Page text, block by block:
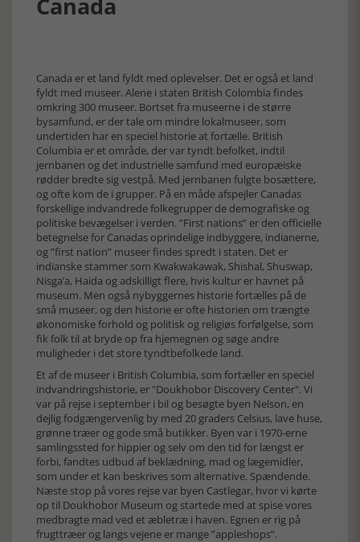
Canada
Canada er et land fyldt med oplevelser. Det er også et land
fyldt med museer. Alene i staten British Colombia findes
omkring 300 museer. Bortset fra museerne i de større
bysamfund, er der tale om mindre lokalmuseer, som
undertiden har en speciel historie at fortælle. British
Columbia er et område, der var tyndt befolket, indtil
jernbanen og det industrielle samfund med europæiske
rødder bredte sig vestpå. Med jernbanen fulgte bosættere,
og ofte kom de i grupper. På en måde afspejler Canadas
forskellige indvandrede folkegrupper de demografiske og
politiske bevægelser i verden. ”First nations” er den officielle
betegnelse for Canadas oprindelige indbyggere, indianerne,
og ”first nation” museer findes spredt i staten. Det er
indianske stammer som Kwakwakawak, Shishal, Shuswap,
Nisga’a, Haida og adskilligt flere, hvis kultur er havnet på
museum. Men også nybyggernes historie fortælles på de
små museer, og den historie er ofte historien om trængte
økonomiske forhold og politisk og religiøs forfølgelse, som
fik folk til at bryde op fra hjemegnen og søge andre
muligheder i det store tyndtbefolkede land.
Et af de museer i British Columbia, som fortæller en speciel
indvandringshistorie, er "Doukhobor Discovery Center". Vi
var på rejse i september i bil og besøgte byen Nelson, en
dejlig fodgængervenlig by med 20 graders Celsius, lave huse,
grønne træer og gode små butikker. Byen var i 1970-erne
samlingssted for hippier og selv om den tid for længst er
forbi, fandtes udbud af beklædning, mad og lægemidler,
som under et kan beskrives som alternative. Spændende.
Næste stop på vores rejse var byen Castlegar, hvor vi kørte
op til Doukhobor Museum og startede med at spise vores
medbragte mad ved et æbletræ i haven. Egnen er rig på
frugttræer og langs vejene er mange ”appleshops”.